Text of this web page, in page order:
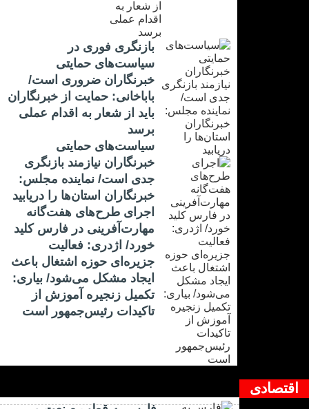
بازنگری فوری در
سیاست‌های حمایتی
خبرنگاران ضروری است/
باباخانی: حمایت از خبرنگاران
باید از شعار به اقدام عملی
برسد
سیاست‌های حمایتی
خبرنگاران نیازمند بازنگری
جدی است/ نماینده مجلس:
خبرنگاران استان‌ها را دریابید
اجرای طرح‌های هفت‌گانه
مهارت‌آفرینی در فارس کلید
خورد/ اژدری: فعالیت
جزیره‌‌ای حوزه اشتغال باعث
ایجاد مشکل می‌شود/ بیاری:
تکمیل زنجیره آموزش از
تاکیدات رئیس‌جمهور است
اقتصادی